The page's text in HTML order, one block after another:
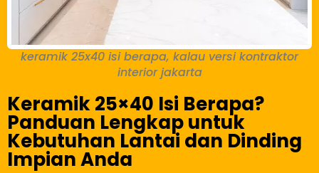
keramik 25x40 isi berapa, kalau versi kontraktor
interior jakarta
Keramik 25×40 Isi Berapa?
Panduan Lengkap untuk
Kebutuhan Lantai dan Dinding
Impian Anda